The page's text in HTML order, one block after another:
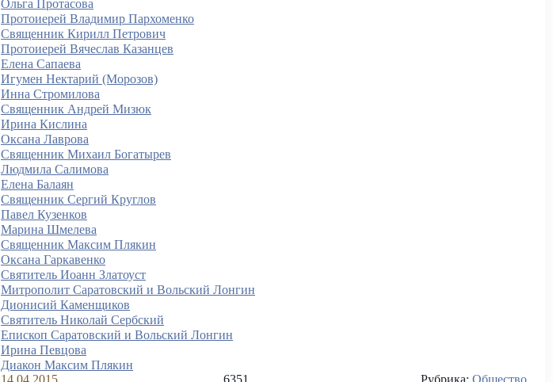
Ольга Протасова
Протоиерей Владимир Пархоменко
Священник Кирилл Петрович
Протоиерей Вячеслав Казанцев
Елена Сапаева
Игумен Нектарий (Морозов)
Инна Стромилова
Священник Андрей Мизюк
Ирина Кислина
Оксана Лаврова
Священник Михаил Богатырев
Людмила Салимова
Елена Балаян
Священник Сергий Круглов
Павел Кузенков
Марина Шмелева
Священник Максим Плякин
Оксана Гаркавенко
Святитель Иоанн Златоуст
Митрополит Саратовский и Вольский Лонгин
Дионисий Каменщиков
Святитель Николай Сербский
Епископ Саратовский и Вольский Лонгин
Ирина Певцова
Диакон Максим Плякин
14.04.2015
6351 Рубрика:Общество